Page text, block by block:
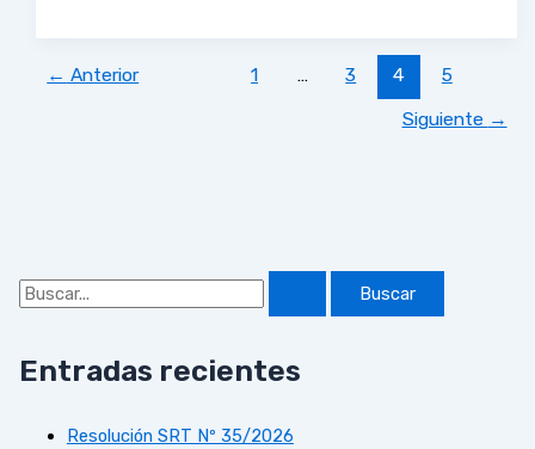
Entradas recientes
Resolución SRT Nº 35/2026
← Anterior 1 … 3 4
5
Siguiente →